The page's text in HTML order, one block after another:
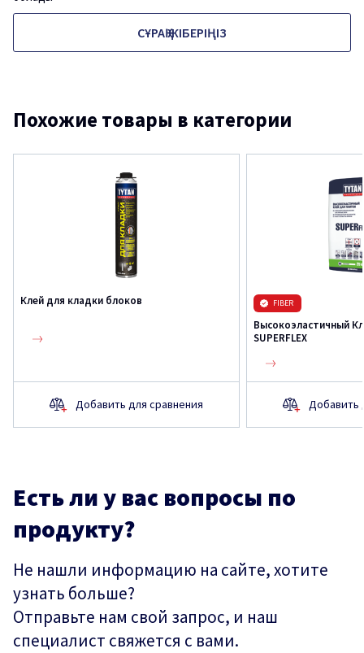
СҰРАҚ ЖІБЕРІҢІЗ
Похожие товары в категории
Клей для кладки блоков
Добавить для сравнения
FIBER
Высокоэластичный
SUPERFLEX
Добавить
Есть ли у вас вопросы по
продукту?
Не нашли информацию на сайте, хотите
узнать больше?
Отправьте нам свой запрос, и наш
специалист свяжется с вами.